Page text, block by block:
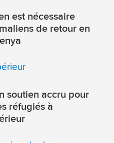
est nécessaire
de retour en
soutien accru pour
réfugiés à